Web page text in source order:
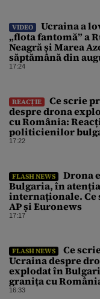
VIDEO
Ucraina a
„flota fantomă” a
Neagră și Marea
săptămână din
ajuns la 218
17:24
REACȚIE
Ce scrie
despre drona
cu România:
politicienilor
17:22
FLASH NEWS
Drona
Bulgaria, în
internaționale. Ce
AP și Euronews
17:17
FLASH NEWS
Ce
Ucraina despre
explodat în
granița cu
16:33